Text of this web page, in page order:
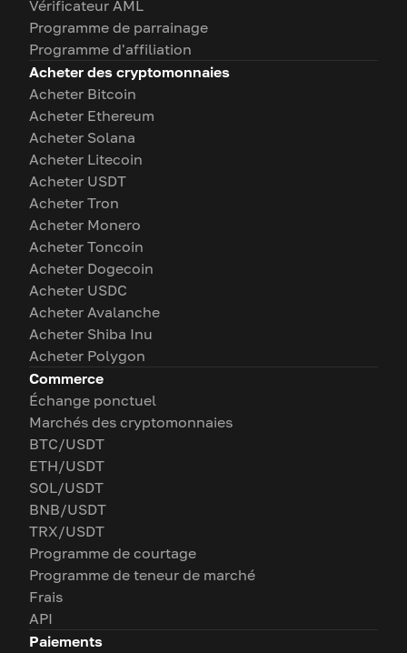
Vérificateur AML
Programme de parrainage
Programme d'affiliation
Acheter des cryptomonnaies
Acheter Bitcoin
Acheter Ethereum
Acheter Solana
Acheter Litecoin
Acheter USDT
Acheter Tron
Acheter Monero
Acheter Toncoin
Acheter Dogecoin
Acheter USDC
Acheter Avalanche
Acheter Shiba Inu
Acheter Polygon
Commerce
Échange ponctuel
Marchés des cryptomonnaies
BTC/USDT
ETH/USDT
SOL/USDT
BNB/USDT
TRX/USDT
Programme de courtage
Programme de teneur de marché
Frais
API
Paiements